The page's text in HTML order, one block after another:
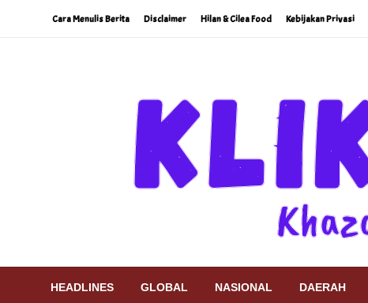
Cara Menulis Berita Disclaimer Hilan & Cilea Food Kebijakan Privasi
Klik9Nine
HEADLINES GLOBAL NASIONAL DAERAH